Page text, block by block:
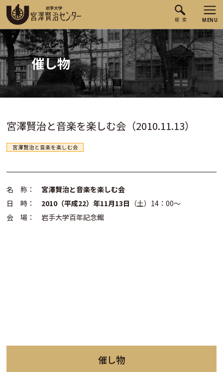
催し物
宮澤賢治と音楽を楽しむ会（2010.11.13）
宮澤賢治と音楽を楽しむ会
名 称： 宮澤賢治と音楽を楽しむ会
日 時： 2010（平成22）年11月13日 （土）14：00～
会 場： 岩手大学百年記念館
催し物